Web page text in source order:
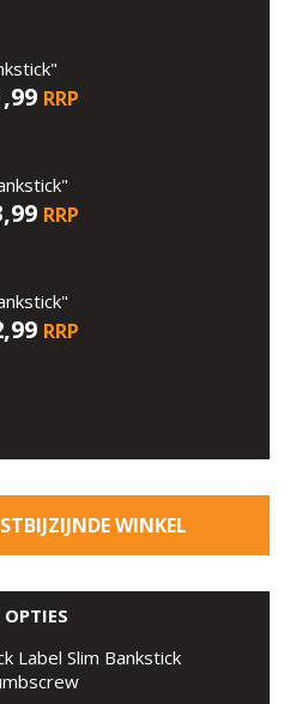
RRP
RRP
RRP
WINKEL
OPTIES
Label Slim Bankstick